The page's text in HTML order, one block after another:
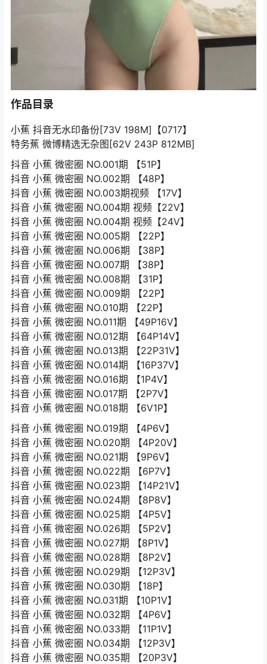
作品目录
小蕉 抖音无水印备份[73V 198M]【0717】
特务蕉 微博精选无杂图[62V 243P 812MB]
抖音 小蕉 微密圈 NO.001期 【51P】
抖音 小蕉 微密圈 NO.002期 【48P】
抖音 小蕉 微密圈 NO.003期视频 【17V】
抖音 小蕉 微密圈 NO.004期 视频【22V】
抖音 小蕉 微密圈 NO.004期 视频【24V】
抖音 小蕉 微密圈 NO.005期 【22P】
抖音 小蕉 微密圈 NO.006期 【38P】
抖音 小蕉 微密圈 NO.007期 【38P】
抖音 小蕉 微密圈 NO.008期 【31P】
抖音 小蕉 微密圈 NO.009期 【22P】
抖音 小蕉 微密圈 NO.010期 【22P】
抖音 小蕉 微密圈 NO.011期 【49P16V】
抖音 小蕉 微密圈 NO.012期 【64P14V】
抖音 小蕉 微密圈 NO.013期 【22P31V】
抖音 小蕉 微密圈 NO.014期 【16P37V】
抖音 小蕉 微密圈 NO.016期 【1P4V】
抖音 小蕉 微密圈 NO.017期 【2P7V】
抖音 小蕉 微密圈 NO.018期 【6V1P】
抖音 小蕉 微密圈 NO.019期 【4P6V】
抖音 小蕉 微密圈 NO.020期 【4P20V】
抖音 小蕉 微密圈 NO.021期 【9P6V】
抖音 小蕉 微密圈 NO.022期 【6P7V】
抖音 小蕉 微密圈 NO.023期 【14P21V】
抖音 小蕉 微密圈 NO.024期 【8P8V】
抖音 小蕉 微密圈 NO.025期 【4P5V】
抖音 小蕉 微密圈 NO.026期 【5P2V】
抖音 小蕉 微密圈 NO.027期 【8P1V】
抖音 小蕉 微密圈 NO.028期 【8P2V】
抖音 小蕉 微密圈 NO.029期 【12P3V】
抖音 小蕉 微密圈 NO.030期 【18P】
抖音 小蕉 微密圈 NO.031期 【10P1V】
抖音 小蕉 微密圈 NO.032期 【4P6V】
抖音 小蕉 微密圈 NO.033期 【11P1V】
抖音 小蕉 微密圈 NO.034期 【12P3V】
抖音 小蕉 微密圈 NO.035期 【20P3V】